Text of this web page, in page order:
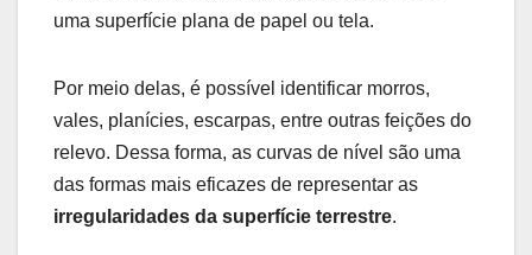
uma superfície plana de papel ou tela.
Por meio delas, é possível identificar morros,
vales, planícies, escarpas, entre outras feições do
relevo. Dessa forma, as curvas de nível são uma
das formas mais eficazes de representar as
irregularidades da superfície terrestre.